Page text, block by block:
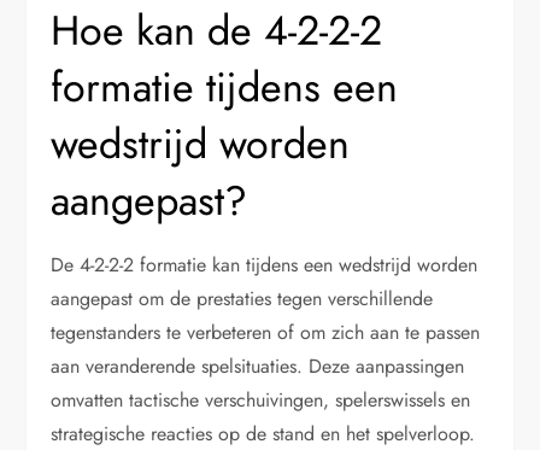
Hoe kan de 4-2-2-2
formatie tijdens een
wedstrijd worden
aangepast?
De 4-2-2-2 formatie kan tijdens een wedstrijd worden
aangepast om de prestaties tegen verschillende
tegenstanders te verbeteren of om zich aan te passen
aan veranderende spelsituaties. Deze aanpassingen
omvatten tactische verschuivingen, spelerswissels en
strategische reacties op de stand en het spelverloop.